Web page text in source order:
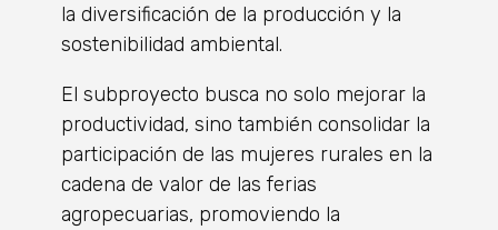
la diversificación de la producción y la
sostenibilidad ambiental.
El subproyecto busca no solo mejorar la
productividad, sino también consolidar la
participación de las mujeres rurales en la
cadena de valor de las ferias
agropecuarias, promoviendo la